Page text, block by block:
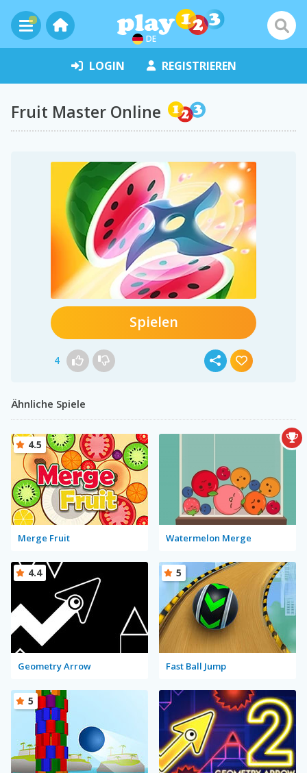
DE
LOGIN REGISTRIEREN
Fruit Master Online
Spielen
4
Ähnliche Spiele
Merge Fruit
4.5
Watermelon Merge
Geometry Arrow
4.4
Fast Ball Jump
5
5